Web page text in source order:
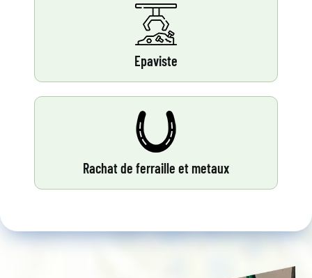
Epaviste
Rachat de ferraille et metaux